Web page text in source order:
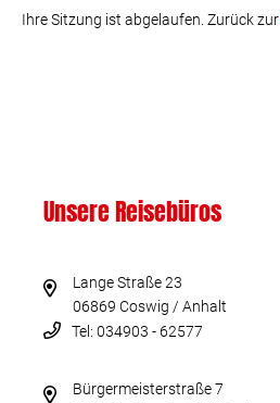
Ihre Sitzung ist abgelaufen. Zurück zur
Unsere Reisebüros
Lange Straße 23
06869 Coswig / Anhalt
Tel: 034903 - 62577
Bürgermeisterstraße 7